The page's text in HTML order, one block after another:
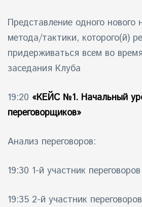
Представление одного
метода/тактики, которого(й)
придерживаться всем во
заседания Клуба
19:20 «КЕЙС №1. Начальный
переговорщиков»
Анализ переговоров:
19:30 1-й участник переговоров
19:35 2-й участник переговоров